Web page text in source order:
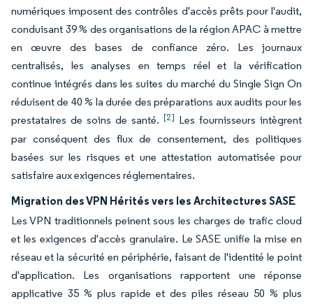
numériques imposent des contrôles d'accès prêts pour l'audit,
conduisant 39 % des organisations de la région APAC à mettre
en œuvre des bases de confiance zéro. Les journaux
centralisés, les analyses en temps réel et la vérification
continue intégrés dans les suites du marché du Single Sign On
réduisent de 40 % la durée des préparations aux audits pour les
prestataires de soins de santé. [2] Les fournisseurs intègrent
par conséquent des flux de consentement, des politiques
basées sur les risques et une attestation automatisée pour
satisfaire aux exigences réglementaires.
Migration des VPN Hérités vers les Architectures SASE
Les VPN traditionnels peinent sous les charges de trafic cloud
et les exigences d'accès granulaire. Le SASE unifie la mise en
réseau et la sécurité en périphérie, faisant de l'identité le point
d'application. Les organisations rapportent une réponse
applicative 35 % plus rapide et des piles réseau 50 % plus